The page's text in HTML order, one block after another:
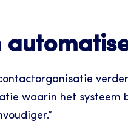
waarin het